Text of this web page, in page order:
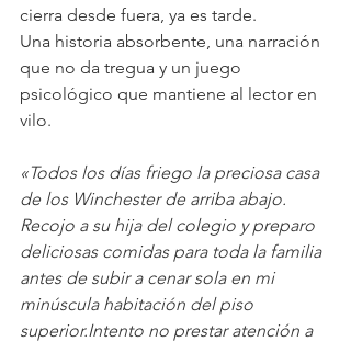
cierra desde fuera, ya es tarde.
Una historia absorbente, una narración
que no da tregua y un juego
psicológico que mantiene al lector en
vilo.
«Todos los días friego la preciosa casa
de los Winchester de arriba abajo.
Recojo a su hija del colegio y preparo
deliciosas comidas para toda la familia
antes de subir a cenar sola en mi
minúscula habitación del piso
superior.Intento no prestar atención a